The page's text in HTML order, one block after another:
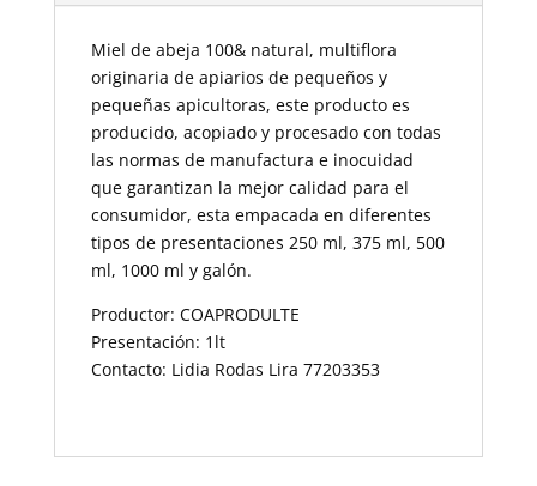
Miel de abeja 100& natural, multiflora
originaria de apiarios de pequeños y
pequeñas apicultoras, este producto es
producido, acopiado y procesado con todas
las normas de manufactura e inocuidad
que garantizan la mejor calidad para el
consumidor, esta empacada en diferentes
tipos de presentaciones 250 ml, 375 ml, 500
ml, 1000 ml y galón.
Productor: COAPRODULTE
Presentación: 1lt
Contacto: Lidia Rodas Lira 77203353